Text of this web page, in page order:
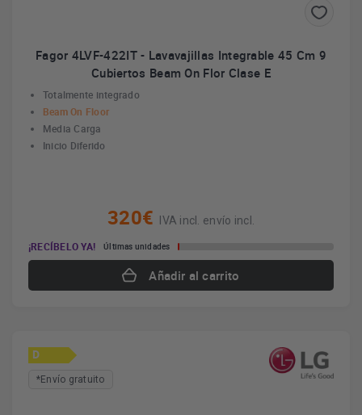
Fagor 4LVF-422IT - Lavavajillas Integrable 45 Cm 9
Cubiertos Beam On Flor Clase E
Totalmente integrado
Beam On Floor
Media Carga
Inicio Diferido
320€
IVA incl. envío incl.
¡RECÍBELO YA!
Últimas unidades
Añadir al carrito
D
*Envío gratuito